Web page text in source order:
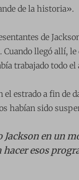
de la historia».
de
llegó allí,
trabajado todo el
el estrado a fin
habían sido
en un
esos